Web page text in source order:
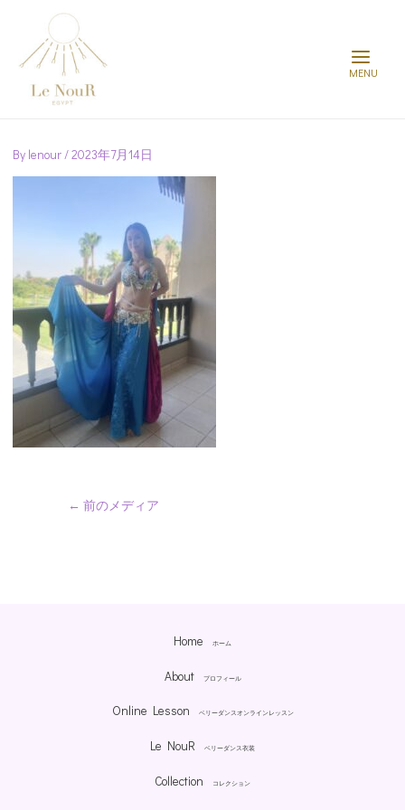
Menu
By lenour/2023年7月14日
Post
navigation
← 前のメディア
Home ホーム
About プロフィール
Online Lesson ベリーダンスオンラインレッスン
Le NouR ベリーダンス衣装
Collection コレクション